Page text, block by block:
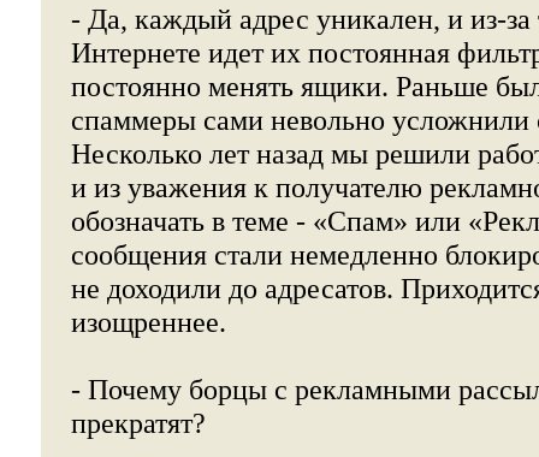
- Да, каждый адрес уникален, и из-за
Интернете идет их постоянная
постоянно менять ящики. Раньше
спаммеры сами невольно усложнили
Несколько лет назад мы решили
и из уважения к получателю
обозначать в теме - «Спам» или
сообщения стали немедленно
не доходили до адресатов.
изощреннее.
- Почему борцы с рекламными
прекратят?